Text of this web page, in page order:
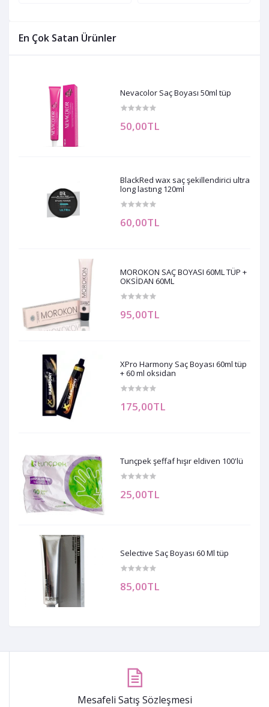
En Çok Satan Ürünler
Nevacolor Saç Boyası 50ml tüp
50,00TL
BlackRed wax saç şekillendirici ultra
long lastıng 120ml
60,00TL
MOROKON SAÇ BOYASI 60ML TÜP +
OKSİDAN 60ML
95,00TL
XPro Harmony Saç Boyası 60ml tüp
+ 60 ml oksidan
175,00TL
Tunçpek şeffaf hışır eldiven 100'lü
25,00TL
Selective Saç Boyası 60 Ml tüp
85,00TL
Mesafeli Satış Sözleşmesi